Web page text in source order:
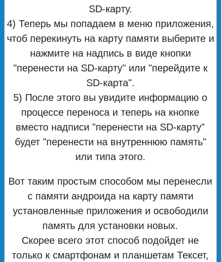
SD-карту.
4) Теперь мы попадаем в меню приложения,
чтоб перекинуть на карту памяти выберите и
нажмите на надпись в виде кнопки
"перенести на SD-карту" или "перейдите к
SD-карта".
5) После этого вы увидите информацию о
процессе переноса и теперь на кнопке
вместо надписи "перенести на SD-карту"
будет "перенести на внутреннюю память"
или типа этого.
Вот таким простым способом мы перенесли
с памяти андроида на карту памяти
установленные приложения и освободили
память для установки новых.
Скорее всего этот способ подойдет не
только к смартфонам и планшетам Тексет,